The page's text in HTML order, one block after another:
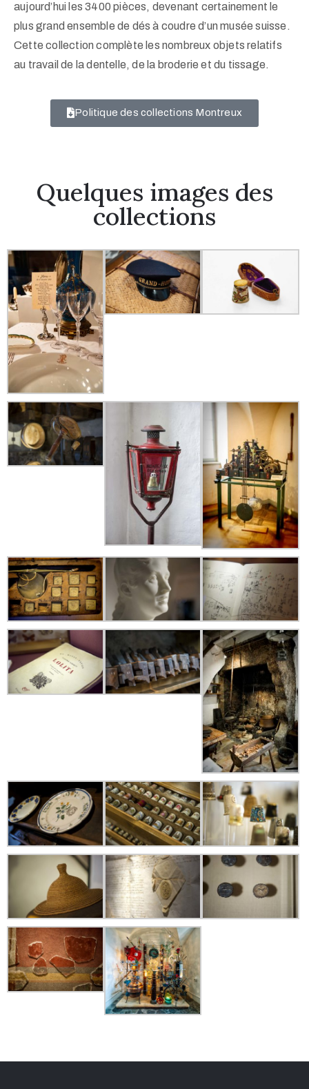
aujourd’hui les 3400 pièces, devenant certainement le
plus grand ensemble de dés à coudre d’un musée suisse.
Cette collection complète les nombreux objets relatifs
au travail de la dentelle, de la broderie et du tissage.
Politique des collections Montreux
Quelques images des
collections